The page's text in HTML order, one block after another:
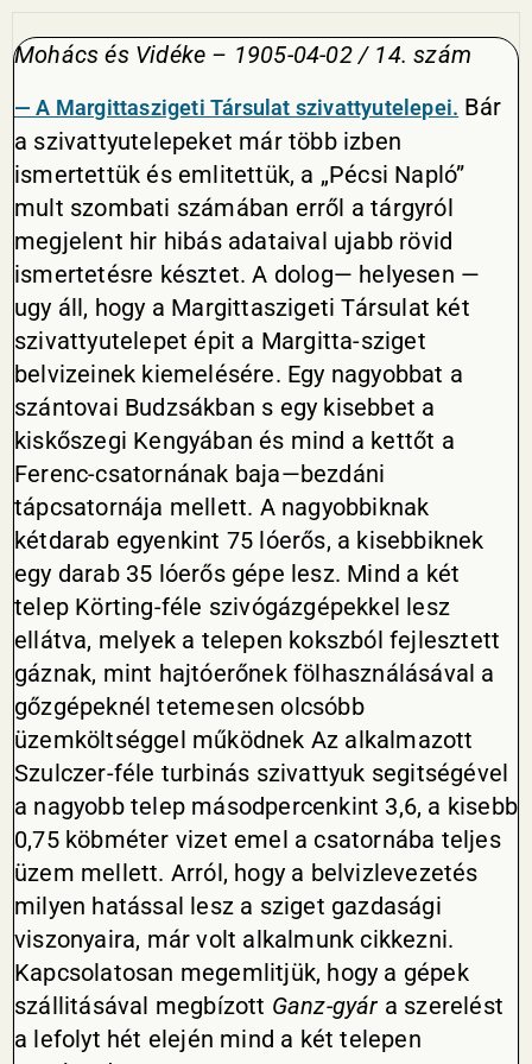
Mohács és Vidéke – 1905-04-02 / 14. szám
— A Margittaszigeti Társulat szivattyutelepei. Bár
a szivattyutelepeket már több izben
ismertettük és emlitettük, a „Pécsi Napló”
mult szombati számában erről a tárgyról
megjelent hir hibás adataival ujabb rövid
ismertetésre késztet. A dolog— helyesen —
ugy áll, hogy a Margittaszigeti Társulat két
szivattyutelepet épit a Margitta-sziget
belvizeinek kiemelésére. Egy nagyobbat a
szántovai Budzsákban s egy kisebbet a
kiskőszegi Kengyában és mind a kettőt a
Ferenc-csatornának baja—bezdáni
tápcsatornája mellett. A nagyobbiknak
kétdarab egyenkint 75 lóerős, a kisebbiknek
egy darab 35 lóerős gépe lesz. Mind a két
telep Körting-féle szivógázgépekkel lesz
ellátva, melyek a telepen kokszból fejlesztett
gáznak, mint hajtóerőnek fölhasználásával a
gőzgépeknél tetemesen olcsóbb
üzemköltséggel működnek Az alkalmazott
Szulczer-féle turbinás szivattyuk segitségével
a nagyobb telep másodpercenkint 3,6, a kisebb
0,75 köbméter vizet emel a csatornába teljes
üzem mellett. Arról, hogy a belvizlevezetés
milyen hatással lesz a sziget gazdasági
viszonyaira, már volt alkalmunk cikkezni.
Kapcsolatosan megemlitjük, hogy a gépek
szállitásával megbízott Ganz-gyár a szerelést
a lefolyt hét elején mind a két telepen